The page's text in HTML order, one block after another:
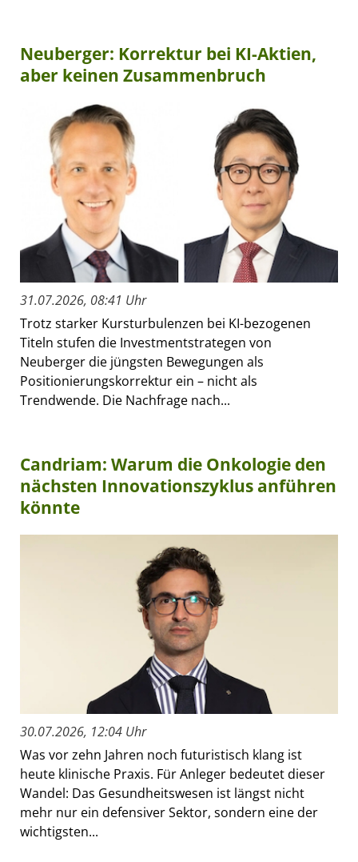
Neuberger: Korrektur bei KI-Aktien,
aber keinen Zusammenbruch
31.07.2026, 08:41 Uhr
Trotz starker Kursturbulenzen bei KI-bezogenen
Titeln stufen die Investmentstrategen von
Neuberger die jüngsten Bewegungen als
Positionierungskorrektur ein – nicht als
Trendwende. Die Nachfrage nach...
Candriam: Warum die Onkologie den
nächsten Innovationszyklus anführen
könnte
30.07.2026, 12:04 Uhr
Was vor zehn Jahren noch futuristisch klang ist
heute klinische Praxis. Für Anleger bedeutet dieser
Wandel: Das Gesundheitswesen ist längst nicht
mehr nur ein defensiver Sektor, sondern eine der
wichtigsten...